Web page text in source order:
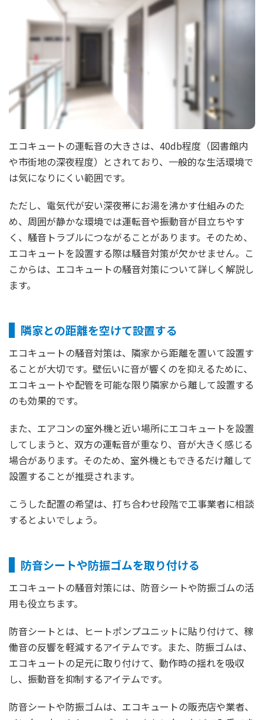
エコキュートの運転音の大きさは、40db程度（図書館内
や市街地の深夜程度）とされており、一般的な生活環境で
は気になりにくい範囲です。
ただし、電気代が安い深夜帯にお湯を沸かす仕組みのた
め、周囲が静かな環境では運転音や振動音が目立ちやす
く、騒音トラブルにつながることがあります。そのため、
エコキュートを設置する際は騒音対策が欠かせません。こ
こからは、エコキュートの騒音対策について詳しく解説し
ます。
隣家との距離を空けて設置する
エコキュートの騒音対策は、隣家から距離を置いて設置す
ることが大切です。壁伝いに音が響くのを抑えるために、
エコキュートや配管を可能な限り隣家から離して設置する
のも効果的です。
また、エアコンの室外機と近い場所にエコキュートを設置
してしまうと、双方の運転音が重なり、音が大きく感じる
場合があります。そのため、室外機ともできるだけ離して
設置することが推奨されます。
こうした配置の希望は、打ち合わせ段階で工事業者に相談
するとよいでしょう。
防音シートや防振ゴムを取り付ける
エコキュートの騒音対策には、防音シートや防振ゴムの活
用も役立ちます。
防音シートとは、ヒートポンプユニットに貼り付けて、稼
働音の反響を軽減するアイテムです。また、防振ゴムは、
エコキュートの足元に取り付けて、動作時の揺れを吸収
し、振動音を抑制するアイテムです。
防音シートや防振ゴムは、エコキュートの販売店や業者、